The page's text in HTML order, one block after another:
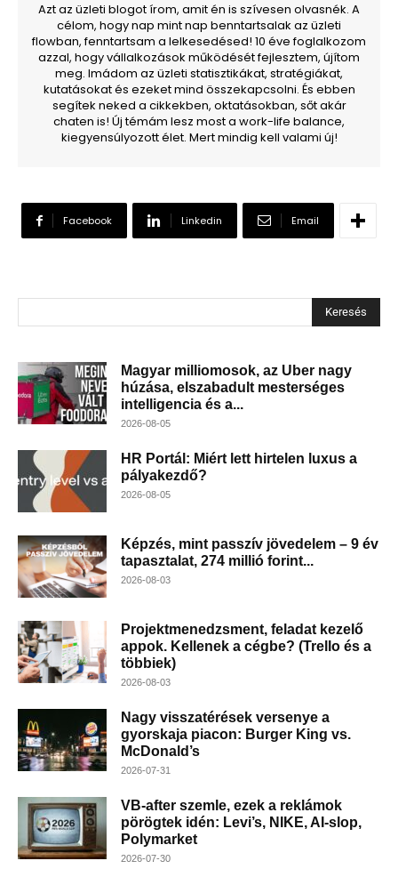
Azt az üzleti blogot írom, amit én is szívesen olvasnék. A
célom, hogy nap mint nap benntartsalak az üzleti
flowban, fenntartsam a lelkesedésed! 10 éve foglalkozom
azzal, hogy vállalkozások működését fejlesztem, újítom
meg. Imádom az üzleti statisztikákat, stratégiákat,
kutatásokat és ezeket mind összekapcsolni. És ebben
segítek neked a cikkekben, oktatásokban, sőt akár
chaten is! Új témám lesz most a work-life balance,
kiegyensúlyozott élet. Mert mindig kell valami új!
Facebook Linkedin Email
Keresés
Magyar milliomosok, az Uber nagy
húzása, elszabadult mesterséges
intelligencia és a...
2026-08-05
HR Portál: Miért lett hirtelen luxus a
pályakezdő?
2026-08-05
Képzés, mint passzív jövedelem – 9 év
tapasztalat, 274 millió forint...
2026-08-03
Projektmenedzsment, feladat kezelő
appok. Kellenek a cégbe? (Trello és a
többiek)
2026-08-03
Nagy visszatérések versenye a
gyorskaja piacon: Burger King vs.
McDonald’s
2026-07-31
VB-after szemle, ezek a reklámok
pörögtek idén: Levi’s, NIKE, AI-slop,
Polymarket
2026-07-30